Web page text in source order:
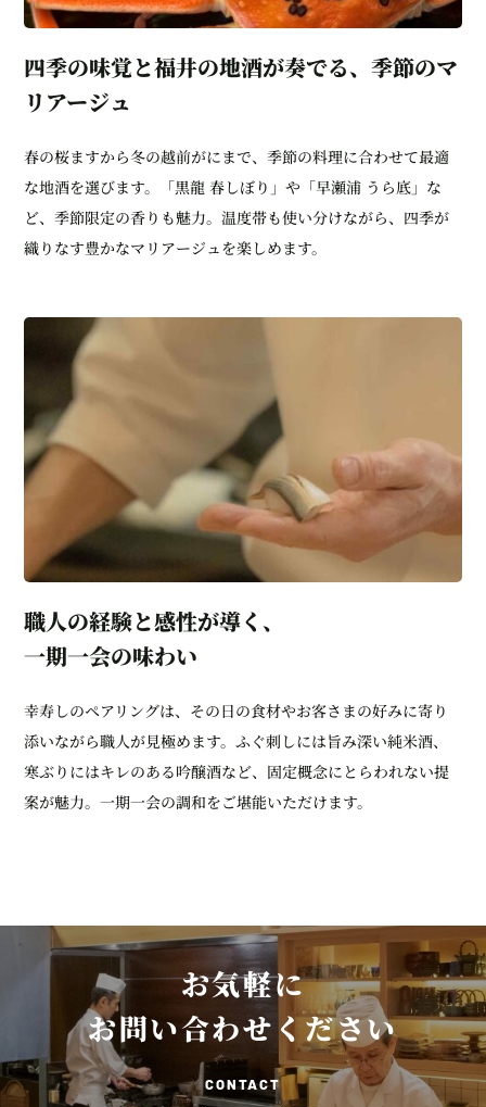
四季の味覚と福井の地酒が奏でる、季節のマ
リアージュ
春の桜ますから冬の越前がにまで、季節の料理に合わせて最適
な地酒を選びます。「黒龍 春しぼり」や「早瀬浦 うら底」な
ど、季節限定の香りも魅力。温度帯も使い分けながら、四季が
織りなす豊かなマリアージュを楽しめます。
職人の経験と感性が導く、
一期一会の味わい
幸寿しのペアリングは、その日の食材やお客さまの好みに寄り
添いながら職人が見極めます。ふぐ刺しには旨み深い純米酒、
寒ぶりにはキレのある吟醸酒など、固定概念にとらわれない提
案が魅力。一期一会の調和をご堪能いただけます。
お気軽に
お問い合わせください
CONTACT